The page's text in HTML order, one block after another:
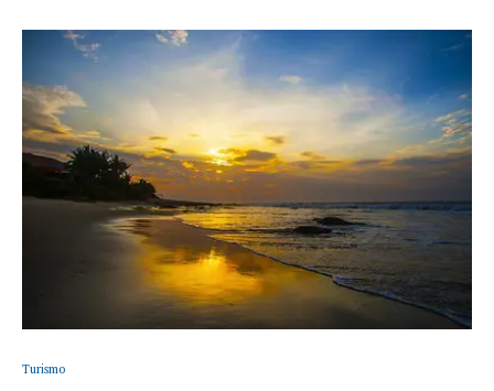
Turismo